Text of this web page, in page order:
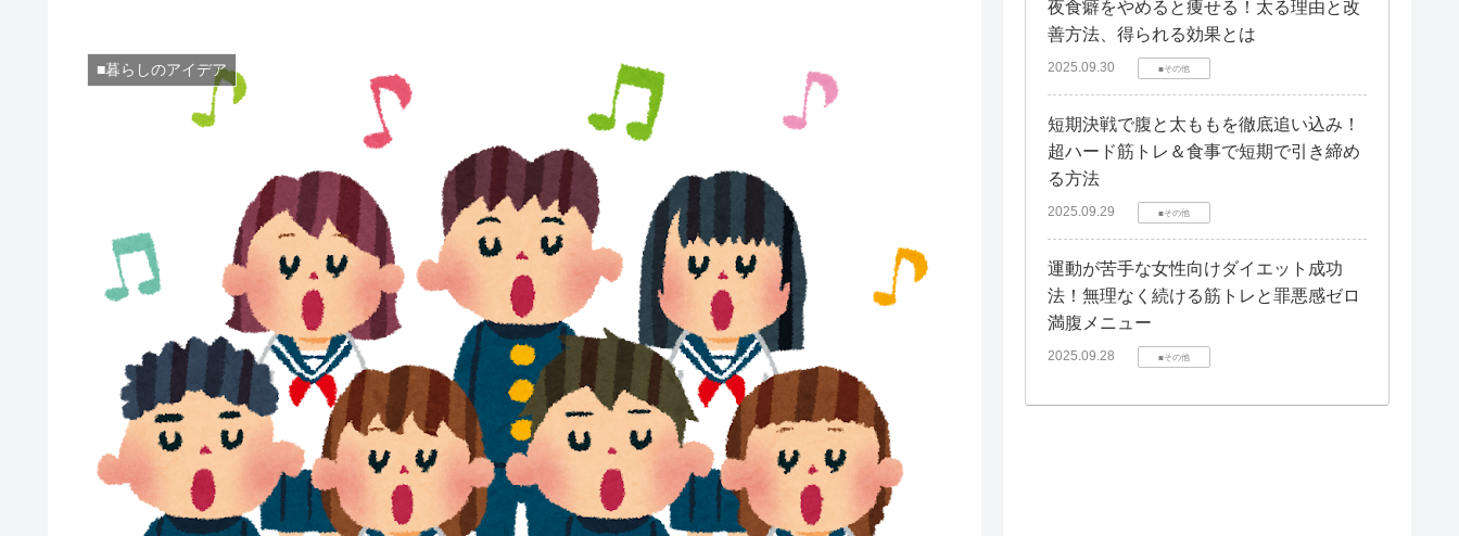
■暮らしのアイデア
夜食癖をやめると痩せる！太る理由と改
善方法、得られる効果とは
2025.09.30 ■その他
短期決戦で腹と太ももを徹底追い込み！
超ハード筋トレ＆食事で短期で引き締め
る方法
2025.09.29 ■その他
運動が苦手な女性向けダイエット成功
法！無理なく続ける筋トレと罪悪感ゼロ
満腹メニュー
2025.09.28 ■その他